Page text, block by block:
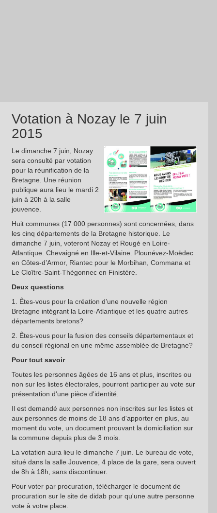
Votation à Nozay le 7 juin
2015
Le dimanche 7 juin, Nozay
sera consulté par votation
pour la réunification de la
Bretagne. Une réunion
publique aura lieu le mardi 2
juin à 20h à la salle
jouvence.
Huit communes (17 000 personnes) sont concernées, dans
les cinq départements de la Bretagne historique. Le
dimanche 7 juin, voteront Nozay et Rougé en Loire-
Atlantique. Chevaigné en Ille-et-Vilaine. Plounévez-Moëdec
en Côtes-d’Armor, Riantec pour le Morbihan, Commana et
Le Cloître-Saint-Thégonnec en Finistère.
Deux questions
1. Êtes-vous pour la création d’une nouvelle région
Bretagne intégrant la Loire-Atlantique et les quatre autres
départements bretons?
2. Êtes-vous pour la fusion des conseils départementaux et
du conseil régional en une même assemblée de Bretagne?
Pour tout savoir
Toutes les personnes âgées de 16 ans et plus, inscrites ou
non sur les listes électorales, pourront participer au vote sur
présentation d'une pièce d'identité.
Il est demandé aux personnes non inscrites sur les listes et
aux personnes de moins de 18 ans d'apporter en plus, au
moment du vote, un document prouvant la domiciliation sur
la commune depuis plus de 3 mois.
La votation aura lieu le dimanche 7 juin. Le bureau de vote,
situé dans la salle Jouvence, 4 place de la gare, sera ouvert
de 8h à 18h, sans discontinuer.
Pour voter par procuration, télécharger le document de
procuration sur le site de didab pour qu'une autre personne
vote à votre place.